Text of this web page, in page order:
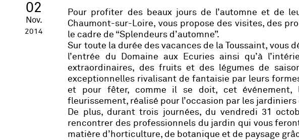
02
Nov.
2014
Pour profiter des beaux jours de l’automne et de
Chaumont-sur-Loire, vous propose des visites, des
le cadre de “Splendeurs d’automne”.
Sur toute la durée des vacances de la Toussaint, vous
l’entrée du Domaine aux Ecuries ainsi qu’à
extraordinaires, des fruits et des légumes de
exceptionnelles rivalisant de fantaisie par leurs
et pour fêter, comme il se doit, cet événement,
fleurissement, réalisé pour l’occasion par les
De plus, durant trois journées, du vendredi 31
rencontrer des professionnels du jardin qui vous
matière d’horticulture, de botanique et de paysage